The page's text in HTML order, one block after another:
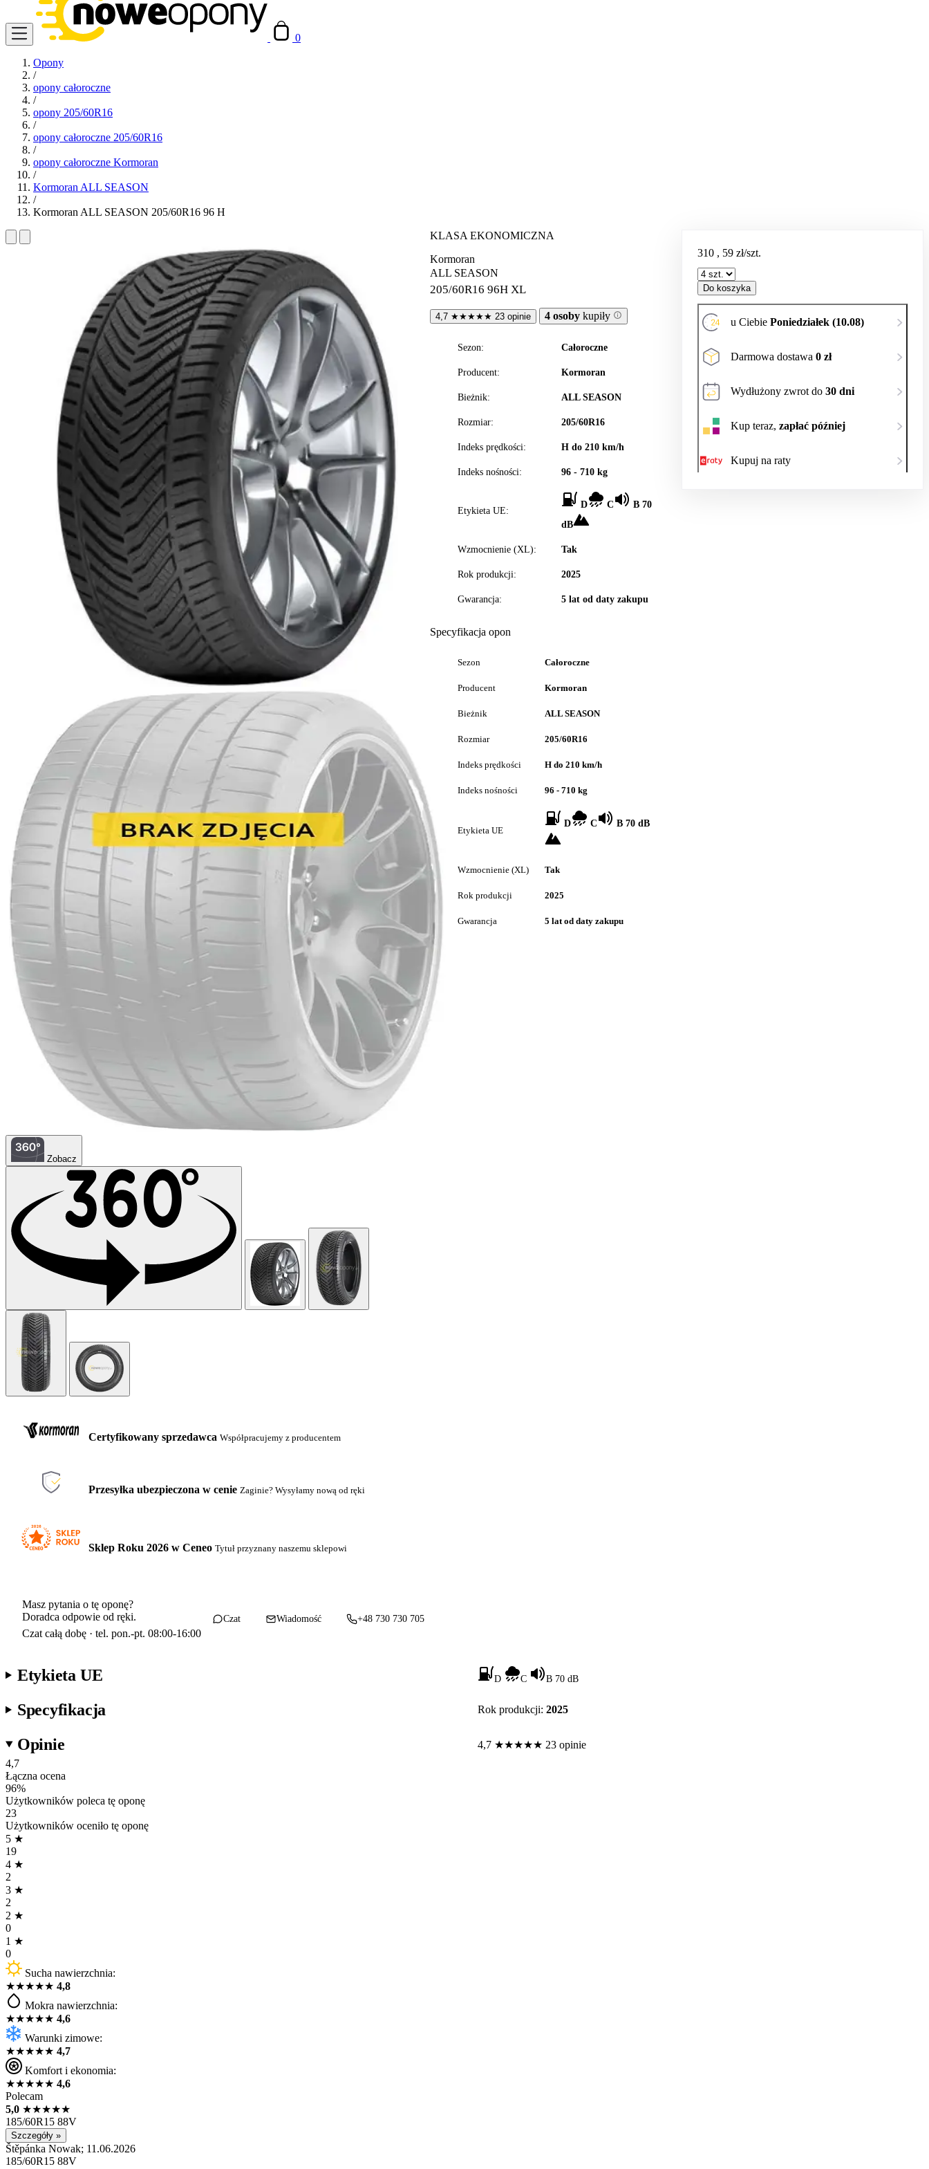
0
Opony
/
opony całoroczne
/
opony 205/60R16
/
opony całoroczne 205/60R16
/
opony całoroczne Kormoran
/
Kormoran ALL SEASON
/
Kormoran ALL SEASON 205/60R16 96 H
Zobacz
KLASA EKONOMICZNA
Kormoran
ALL SEASON
205/60R16 96H XL
4,7 ★★★★★ 23 opinie 4 osoby kupiły
Sezon: Całoroczne
Producent: Kormoran
Bieżnik: ALL SEASON
Rozmiar: 205/60R16
Indeks prędkości: H do 210 km/h
Indeks nośności: 96 - 710 kg
Etykieta UE:
D C
B 70
dB
Wzmocnienie (XL): Tak
Rok produkcji: 2025
Gwarancja: 5 lat od daty zakupu
Specyfikacja opon
Sezon Całoroczne
Producent Kormoran
Bieżnik ALL SEASON
Rozmiar 205/60R16
Indeks prędkości H do 210 km/h
Indeks nośności 96 - 710 kg
Etykieta UE
D C B 70 dB
Wzmocnienie (XL) Tak
Rok produkcji 2025
Gwarancja 5 lat od daty zakupu
310 , 59 zł/szt.
Do koszyka
u Ciebie Poniedziałek (10.08)
Darmowa dostawa 0 zł
Wydłużony zwrot do 30 dni
Kup teraz, zapłać później
Kupuj na raty
Certyfikowany sprzedawca Współpracujemy z producentem
Przesyłka ubezpieczona w cenie Zaginie? Wysyłamy nową od ręki
Sklep Roku 2026 w Ceneo Tytuł przyznany naszemu sklepowi
Masz pytania o tę oponę?
Doradca odpowie od ręki.
Czat całą dobę · tel. pon.-pt. 08:00-16:00
Czat Wiadomość +48 730 730 705
Etykieta UE D C B 70 dB
Specyfikacja Rok produkcji: 2025
Opinie 4,7 ★★★★★ 23 opinie
4,7
Łączna ocena
96%
Użytkowników poleca tę oponę
23
Użytkowników oceniło tę oponę
5 ★
19
4 ★
2
3 ★
2
2 ★
0
1 ★
0
Sucha nawierzchnia:
★★★★★ 4,8
Mokra nawierzchnia:
★★★★★ 4,6
Warunki zimowe:
★★★★★ 4,7
Komfort i ekonomia:
★★★★★ 4,6
Polecam
5,0 ★★★★★
185/60R15 88V
Szczegóły »
Štěpánka Nowak; 11.06.2026
185/60R15 88V